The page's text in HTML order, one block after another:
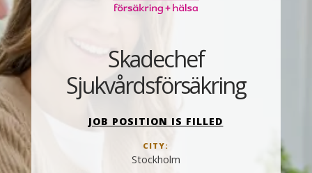
JOB POSITION IS FILLED
CITY:
Stockholm
Skadechef
Sjukvårdsförsäkring